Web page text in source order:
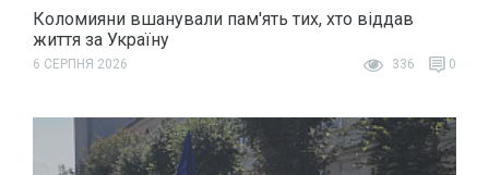
Коломияни вшанували пам'ять тих, хто віддав
життя за Україну
6 СЕРПНЯ 2026 336 0